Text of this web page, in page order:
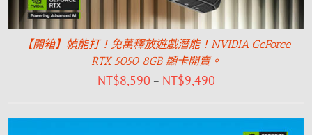
【開箱】幀能打！免萬釋放遊戲潛能！NVIDIA GeForce
RTX 5050 8GB 顯卡開賣。
NT$8,590 – NT$9,490